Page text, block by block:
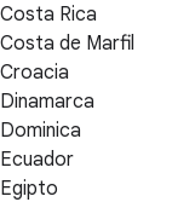
Costa Rica
Costa de Marfil
Croacia
Dinamarca
Dominica
Ecuador
Egipto